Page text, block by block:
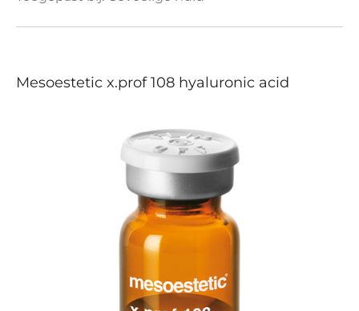
Mesoestetic x.prof 108 hyaluronic acid